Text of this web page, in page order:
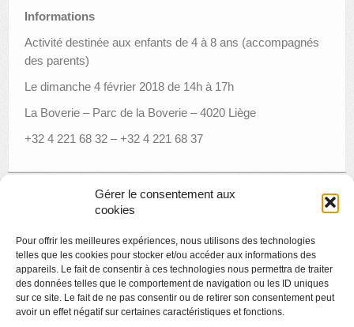
Gérer le consentement aux
cookies
Pour offrir les meilleures expériences, nous utilisons des technologies
telles que les cookies pour stocker et/ou accéder aux informations des
appareils. Le fait de consentir à ces technologies nous permettra de traiter
des données telles que le comportement de navigation ou les ID uniques
sur ce site. Le fait de ne pas consentir ou de retirer son consentement peut
avoir un effet négatif sur certaines caractéristiques et fonctions.
Informations
Activité destinée aux enfants de 4 à 8 ans (accompagnés
des parents)
Le dimanche 4 février 2018 de 14h à 17h
La Boverie – Parc de la Boverie – 4020 Liège
+32 4 221 68 32 – +32 4 221 68 37
Page suivante »
Copyright